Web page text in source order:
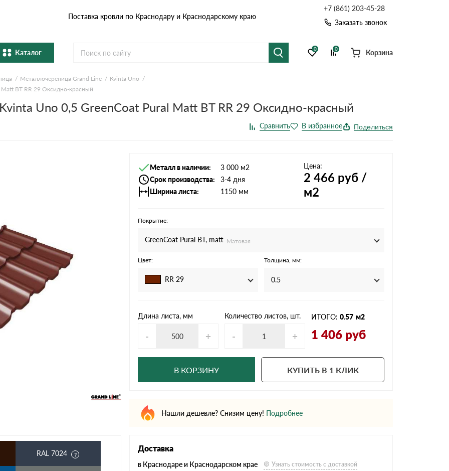
Поставка кровли по Краснодару и Краснодарскому краю
+7 (861) 203-45-28
Заказать звонок
Каталог
Металлочерепица
Натуральная керамическая
черепица
Фиброцементная черепица Фальцевая кровля
Ондулин Смарт
0 0 Корзина
Металлочерепица Grand Line
Kvinta Uno
BT RR 29 Оксидно-красный
Uno 0,5 GreenCoat Pural Matt BT RR 29 Оксидно-красный
Поделиться
RAL 7024
Металл в наличии
3 000 м2
Срок производства
3-4 дня
Ширина листа
1150 мм
Цена:
2 466 руб /
м2
Покрытие:
GreenCoat Pural BT, matt Матовая
Цвет:
RR 29
Толщина, мм:
0.5
Длина листа, мм
- +
Количество листов, шт.
- +
ИТОГО: 0.57 м2
1 406 руб
В КОРЗИНУ КУПИТЬ В 1 КЛИК
Нашли дешевле? Снизим цену! Подробнее
Доставка
в Краснодаре и Краснодарском крае Узнать стоимость с доставкой